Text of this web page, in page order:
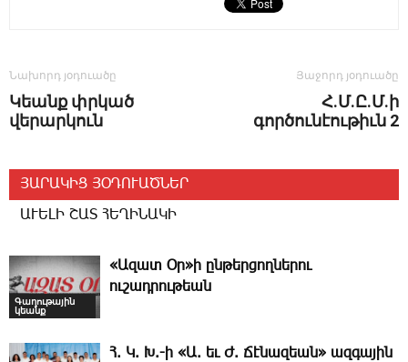
Նախորդ յօդուածը
Կեանք փրկած
վերարկուն
Յաջորդ յօդուածը
Հ.Մ.Ը.Մ.ի
գործունէութիւն 2
ՅԱՐԱԿԻՑ ՅՕԴՈՒԱԾՆԵՐ
ԱՒԵԼԻ ՇԱՏ ՀԵՂԻՆԱԿԻ
Գաղութային
կեանք
«Ազատ Օր»ի ընթերցողներու
ուշադրութեան
Հ. Կ. Խ.-ի «Ա. եւ Ժ. ­Ճէնազեան» ազգային